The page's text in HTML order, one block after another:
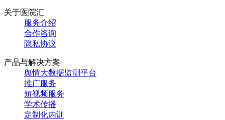
关于医院汇
服务介绍
合作咨询
隐私协议
产品与解决方案
舆情大数据监测平台
推广服务
短视频服务
学术传播
定制化内训